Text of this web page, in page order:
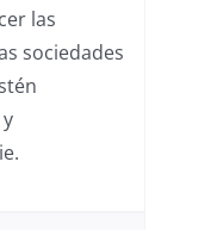
las
sociedades